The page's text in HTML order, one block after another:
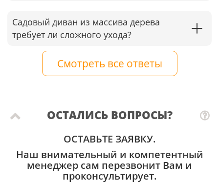
Садовый диван из массива дерева
требует ли сложного ухода?
Смотреть все ответы
ОСТАЛИСЬ ВОПРОСЫ?
ОСТАВЬТЕ ЗАЯВКУ.
Наш внимательный и компетентный
менеджер сам перезвонит Вам и
проконсультирует.